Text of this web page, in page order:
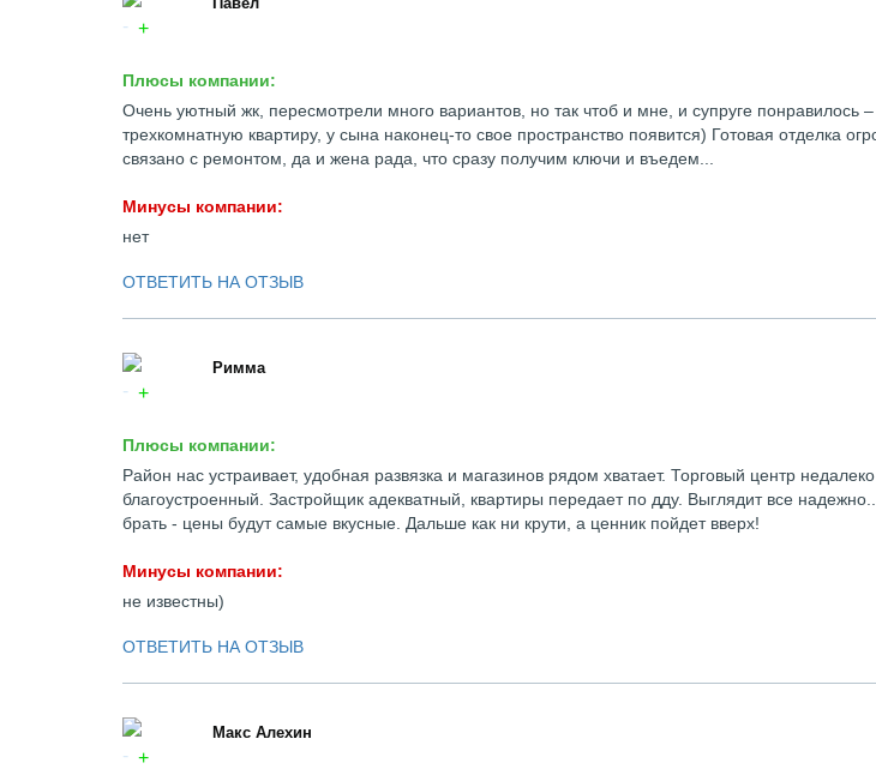
Плюсы компании:
Очень уютный жк, пересмотрели много вариантов, но так чтоб и мне, и супруге понравилось –
трехкомнатную квартиру, у сына наконец-то свое пространство появится) Готовая отделка
связано с ремонтом, да и жена рада, что сразу получим ключи и въедем...
Минусы компании:
нет
ОТВЕТИТЬ НА ОТЗЫВ
Римма
Плюсы компании:
Район нас устраивает, удобная развязка и магазинов рядом хватает. Торговый центр
благоустроенный. Застройщик адекватный, квартиры передает по дду. Выглядит все
брать - цены будут самые вкусные. Дальше как ни крути, а ценник пойдет вверх!
Минусы компании:
не известны)
ОТВЕТИТЬ НА ОТЗЫВ
Макс Алехин